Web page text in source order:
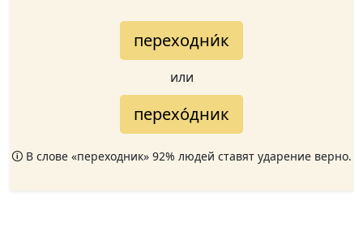
переходни́к
или
перехо́дник
🛈 В слове «переходник» 92% людей ставят ударение верно.